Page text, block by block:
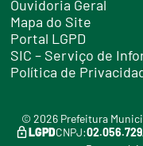
Ouvidoria Geral
Mapa do Site
Portal LGPD
SIC – Serviço de
Política de
© 2026 Prefeitura
LGPDCNPJ: